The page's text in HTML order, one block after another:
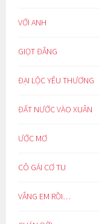
VỚI ANH
GIỌT ĐẮNG
ĐẠI LỘC YÊU THƯƠNG
ĐẤT NƯỚC VÀO XUÂN
ƯỚC MƠ
CÔ GÁI CƠ TU
VẮNG EM RỒI…